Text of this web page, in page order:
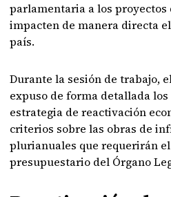
parlamentaria a los proyectos
impacten de manera directa
país.
Durante la sesión de trabajo,
expuso de forma detallada
estrategia de reactivación
criterios sobre las obras de
plurianuales que requerirán
presupuestario del Órgano